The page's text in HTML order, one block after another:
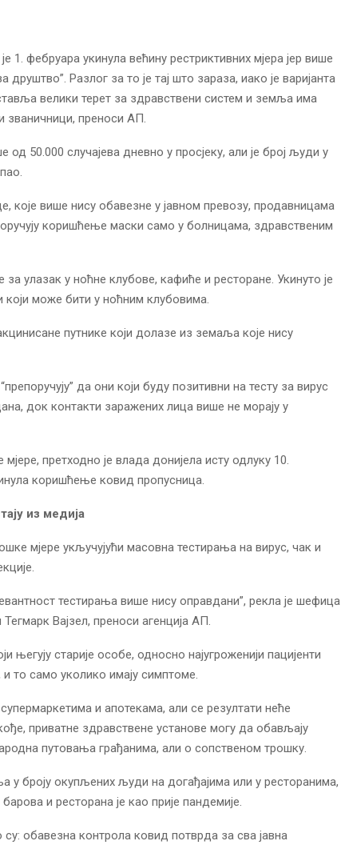
1. фебруара укинула већину рестриктивних мјера јер више
Разлог за то је тај што зараза, иако је варијанта
велики терет за здравствени систем и земља има
званичници, преноси АП.
50.000 случајева дневно у просјеку, али је број људи у
које више нису обавезне у јавном превозу, продавницама
коришћење маски само у болницама, здравственим
улазак у ноћне клубове, кафиће и ресторане. Укинуто је
може бити у ноћним клубовима.
путнике који долазе из земаља које нису
да они који буду позитивни на тесту за вирус
док контакти заражених лица више не морају у
претходно је влада донијела исту одлуку 10.
коришћење ковид пропусница.
из медија
мјере укључујући масовна тестирања на вирус, чак и
тестирања више нису оправдани”, рекла је шефица
Вајзел, преноси агенција АП.
старије особе, односно најугроженији пацијенти
то само уколико имају симптоме.
и апотекама, али се резултати неће
приватне здравствене установе могу да обављају
путовања грађанима, али о сопственом трошку.
у броју окупљених људи на догађајима или у ресторанима,
и ресторана је као прије пандемије.
обавезна контрола ковид потврда за сва јавна